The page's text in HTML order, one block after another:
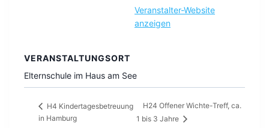
Veranstalter-Website
anzeigen
VERANSTALTUNGSORT
Elternschule im Haus am See
H4 Kindertagesbetreuung
in Hamburg
H24 Offener Wichte-Treff, ca.
1 bis 3 Jahre